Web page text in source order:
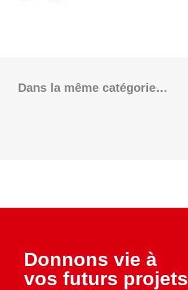
Dans la même catégorie…
Donnons vie à
vos futurs projets